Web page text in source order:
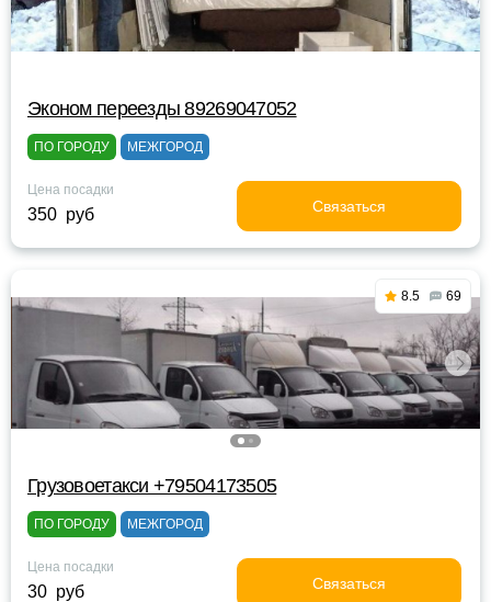
Эконом переезды 89269047052
ПО ГОРОДУ МЕЖГОРОД
Цена посадки
350 руб Связаться
8.5 69
Грузовоетакси +79504173505
ПО ГОРОДУ МЕЖГОРОД
Цена посадки
30 руб Связаться